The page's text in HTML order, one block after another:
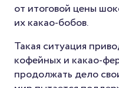
от итоговой цены
их какао-бобов.
Такая ситуация
кофейных и какао-
продолжать дело